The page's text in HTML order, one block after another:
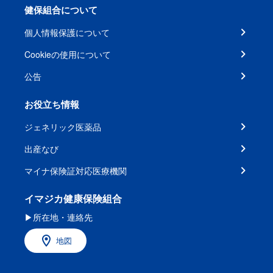
健保組合について
個人情報保護について
Cookieの使用について
公告
お役立ち情報
ジェネリック医薬品
出産なび
マイナ保険証対応医療機関
イマジカ健康保険組合
▶所在地・連絡先
地図